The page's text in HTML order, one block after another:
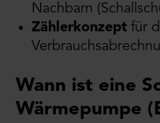
Nachbarn
Zählerkonzept für
Wann ist eine
Wärmepumpe